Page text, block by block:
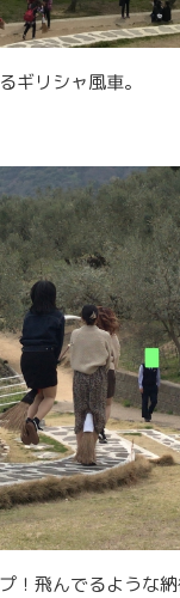
ギリシャ風車。
！飛んでるような